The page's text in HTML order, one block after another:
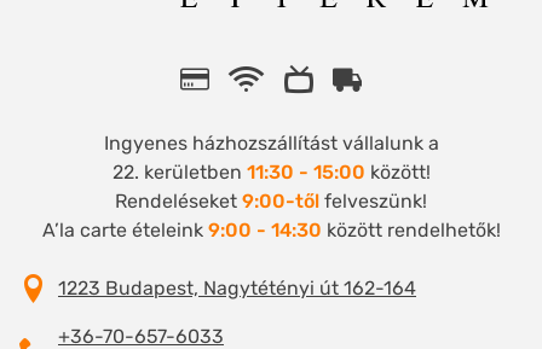
1223 Budapest, Nagytétényi út 162-164
+36-70-657-6033
Ingyenes házhozszállítást vállalunk a
22. kerületben 11:30 - 15:00 között!
Rendeléseket 9:00-től felveszünk!
A’la carte ételeink 9:00 - 14:30 között rendelhetők!